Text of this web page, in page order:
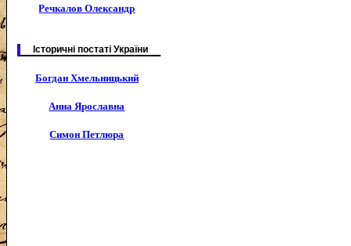
Речкалов Олександр
Історичні постаті України
Богдан Хмельницький
Анна Ярославна
Симон Петлюра